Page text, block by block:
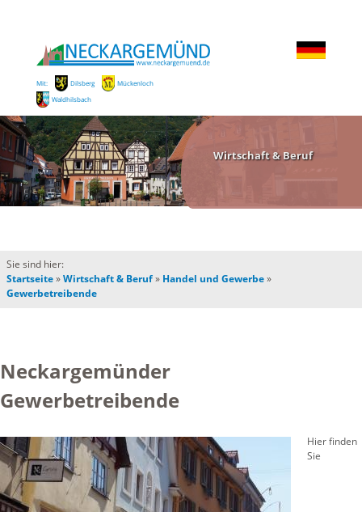
Mit: Dilsberg
Mückenloch
Waldhilsbach
Wirtschaft & Beruf
Sie sind hier:
Startseite»Wirtschaft & Beruf» Handel und Gewerbe»
Gewerbetreibende
Neckargemünder
Gewerbetreibende
Hier finden
Sie